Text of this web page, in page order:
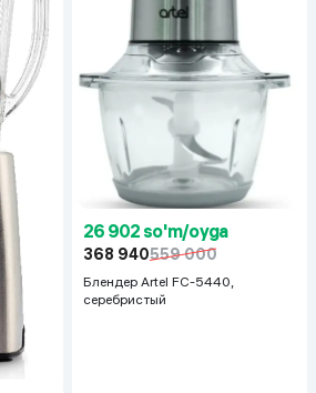
26 902 so'm/oyga
368 940559 000
Блендер Artel FC-5440,
серебристый